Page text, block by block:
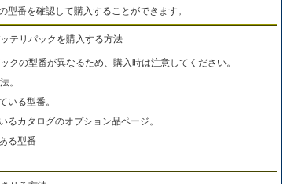
番を確認して購入することができます。
テリパックを購入する方法
クの型番が異なるため、購入時は注意してください。
。
いる型番。
カタログのオプション品ページ。
る型番